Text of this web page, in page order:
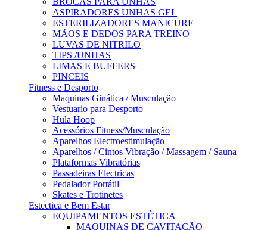
ASPIRADORES UNHAS GEL
ESTERILIZADORES MANICURE
MÃOS E DEDOS PARA TREINO
LUVAS DE NITRILO
TIPS /UNHAS
LIMAS E BUFFERS
PINCEIS
Fitness e Desporto
Maquinas Ginática / Musculação
Vestuario para Desporto
Hula Hoop
Acessórios Fitness/Musculação
Aparelhos Electroestimulação
Aparelhos / Cintos Vibração / Massagem / Sauna
Plataformas Vibratórias
Passadeiras Electricas
Pedalador Portátil
Skates e Trotinetes
Estectica e Bem Estar
EQUIPAMENTOS ESTÉTICA
MAQUINAS DE CAVITAÇÃO